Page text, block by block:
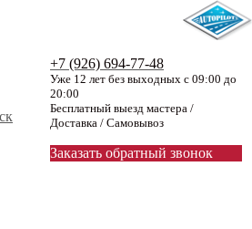
+7 (926) 694-77-48
Уже 12 лет без выходных с 09:00 до
20:00
Бесплатный выезд мастера /
Доставка / Самовывоз
Заказать обратный звонок